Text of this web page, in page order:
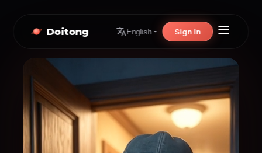
Doitong English Sign In